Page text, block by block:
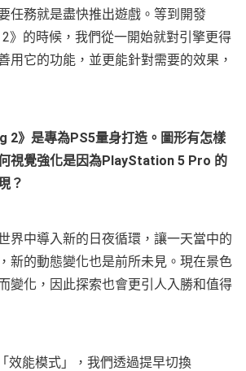
任務就是盡快推出遊戲。等到開發
2》的時候，我們從一開始就對引擎更得
用它的功能，並更能針對需要的效果，
2》是專為PS5量身打造。圖形有怎樣
視覺強化是因為PlayStation 5 Pro 的
？
界中導入新的日夜循環，讓一天當中的
新的動態變化也是前所未見。現在景色
變化，因此探索也會更引人入勝和值得
效能模式」，我們透過提早切換